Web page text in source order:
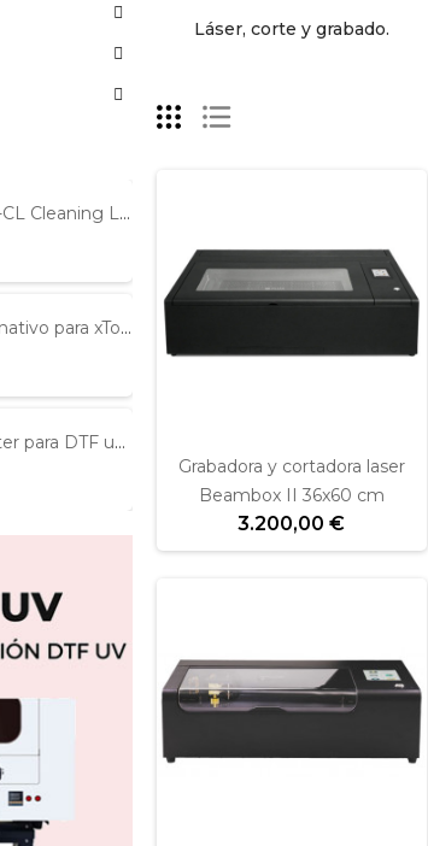
Roland S-PG2-CL Cleaning Liquid 100ml
Film DTF alternativo para xTool Apparel 39cm x 100m
Film de poliester para DTF una cara mate
Láser, corte y grabado.
Grabadora y cortadora laser
Beambox II 36x60 cm
3.200,00 €